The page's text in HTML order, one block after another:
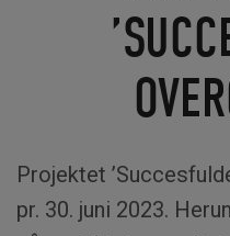
Projektet
pr. 30. juni 2023.